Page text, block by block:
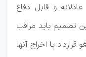
و قابل دفاع
تصمیم باید مراقب
یا اخراج آنها